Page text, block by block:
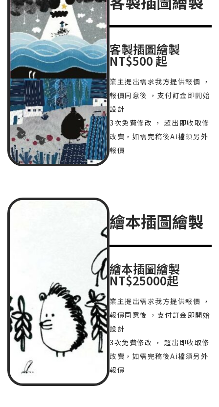
客製插圖繪製
NT$500 起
業主提出需求我方提供報價 ，
報價同意後 ，支付訂金即開始
設計
3次免費修改 ， 超出即收取修
改費，如需完稿後Ai檔須另外
報價
繪本插圖繪製
繪本插圖繪製
NT$25000起
業主提出需求我方提供報價 ，
報價同意後 ，支付訂金即開始
設計
3次免費修改 ， 超出即收取修
改費，如需完稿後Ai檔須另外
報價